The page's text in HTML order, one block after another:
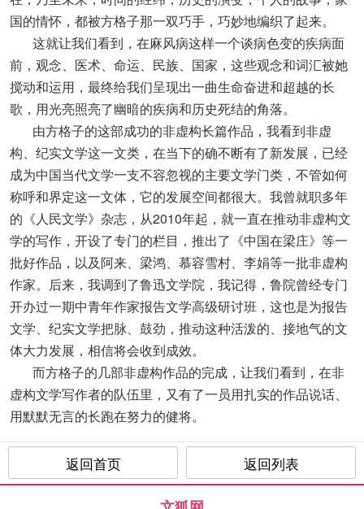
国的情怀，都被方格子那一双巧手，巧妙地编织了起来。
这就让我们看到，在麻风病这样一个谈病色变的疾病面
前，观念、医术、命运、民族、国家，这些观念和词汇被她
搅动和运用，最终给我们呈现出一曲生命奋进和超越的长
歌，用光亮照亮了幽暗的疾病和历史死结的角落。
由方格子的这部成功的非虚构长篇作品，我看到非虚
构、纪实文学这一文类，在当下的确不断有了新发展，已经
成为中国当代文学一支不容忽视的主要文学门类，不管如何
称呼和界定这一文体，它的发展空间都很大。我曾就职多年
的《人民文学》杂志，从2010年起，就一直在推动非虚构文
学的写作，开设了专门的栏目，推出了《中国在梁庄》等一
批好作品，以及阿来、梁鸿、慕容雪村、李娟等一批非虚构
作家。后来，我调到了鲁迅文学院，我记得，鲁院曾经专门
开办过一期中青年作家报告文学高级研讨班，这也是为报告
文学、纪实文学把脉、鼓劲，推动这种活泼的、接地气的文
体大力发展，相信将会收到成效。
而方格子的几部非虚构作品的完成，让我们看到，在非
虚构文学写作者的队伍里，又有了一员用扎实的作品说话、
用默默无言的长跑在努力的健将。
返回首页 返回列表